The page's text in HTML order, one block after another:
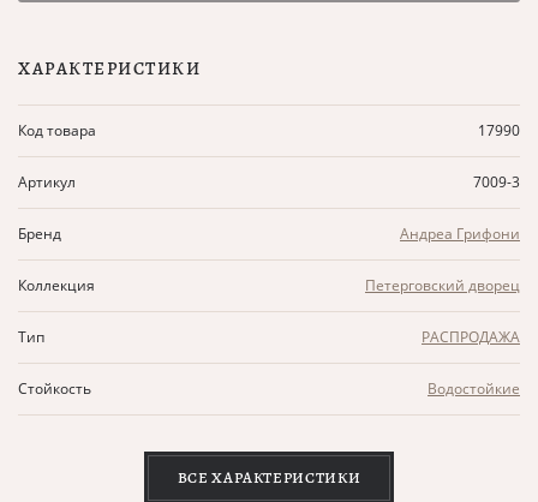
ХАРАКТЕРИСТИКИ
Код товара 17990
Артикул 7009-3
Бренд Андреа Грифони
Коллекция Петерговский дворец
Тип РАСПРОДАЖА
Стойкость Водостойкие
ВСЕ ХАРАКТЕРИСТИКИ